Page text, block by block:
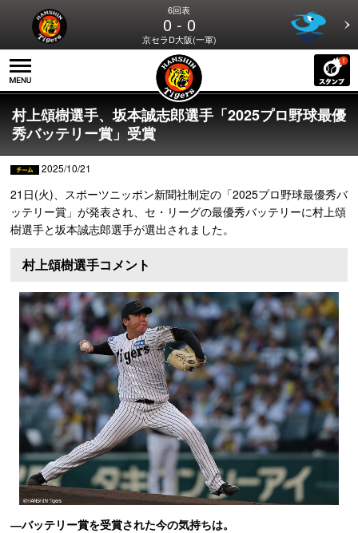
6回表
0 - 0
京セラD大阪(一軍)
村上頌樹選手、坂本誠志郎選手「2025プロ野球最優
秀バッテリー賞」受賞
2025/10/21
21日(火)、スポーツニッポン新聞社制定の「2025プロ野球最優秀バ
ッテリー賞」が発表され、セ・リーグの最優秀バッテリーに村上頌
樹選手と坂本誠志郎選手が選出されました。
村上頌樹選手コメント
―バッテリー賞を受賞された今の気持ちは。